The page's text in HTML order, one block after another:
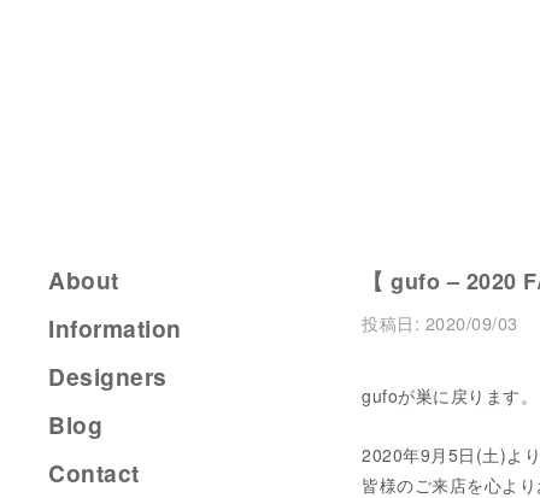
【 gufo – 2020
投稿日: 2020/09/03
gufoが巣に戻ります。
2020年9月5日(土)よ
皆様のご来店を心よ
About
Information
Designers
Blog
Contact